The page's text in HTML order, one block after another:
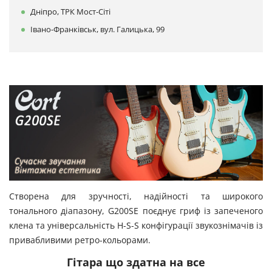
Дніпро, ТРК Мост-Сіті
Івано-Франківськ, вул. Галицька, 99
Створена для зручності, надійності та широкого
тонального діапазону, G200SE поєднує гриф із запеченого
клена та універсальність H-S-S конфігурації звукознімачів із
привабливими ретро-кольорами.
Гітара що здатна на все